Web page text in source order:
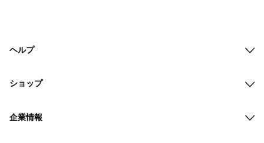
ヘルプ
ショップ
企業情報